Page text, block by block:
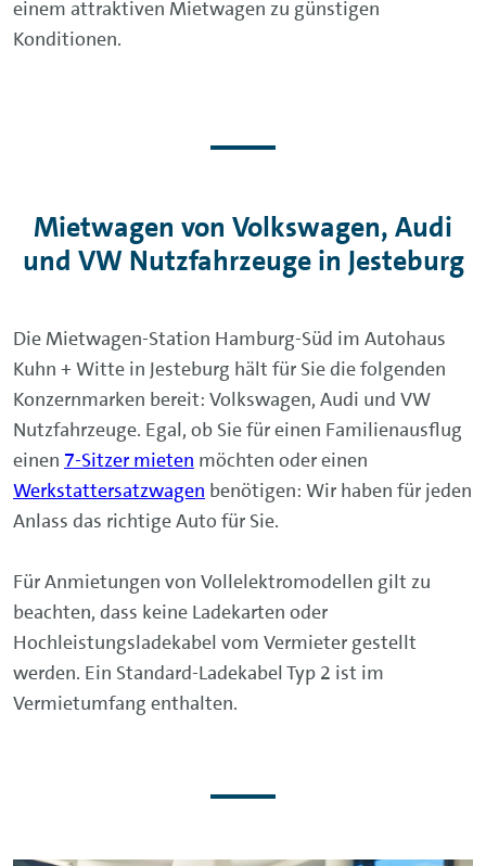
einem attraktiven Mietwagen zu günstigen
Konditionen.
Mietwagen von Volkswagen, Audi
und VW Nutzfahrzeuge in Jesteburg
Die Mietwagen-Station Hamburg-Süd im Autohaus
Kuhn + Witte in Jesteburg hält für Sie die folgenden
Konzernmarken bereit: Volkswagen, Audi und VW
Nutzfahrzeuge. Egal, ob Sie für einen Familienausflug
einen 7-Sitzer mieten möchten oder einen
Werkstattersatzwagen benötigen: Wir haben für jeden
Anlass das richtige Auto für Sie.
Für Anmietungen von Vollelektromodellen gilt zu
beachten, dass keine Ladekarten oder
Hochleistungsladekabel vom Vermieter gestellt
werden. Ein Standard-Ladekabel Typ 2 ist im
Vermietumfang enthalten.